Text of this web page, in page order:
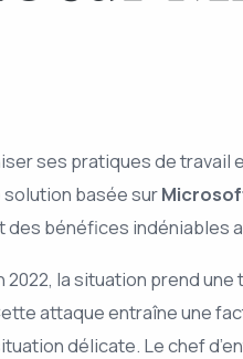
ses pratiques de travail
solution basée sur
bénéfices indéniables
la situation prend une
attaque entraîne une
délicate. Le chef